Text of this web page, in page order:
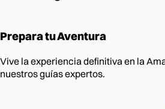
Prepara tu Aventura
Vive la experiencia definitiva en la
nuestros guías expertos.